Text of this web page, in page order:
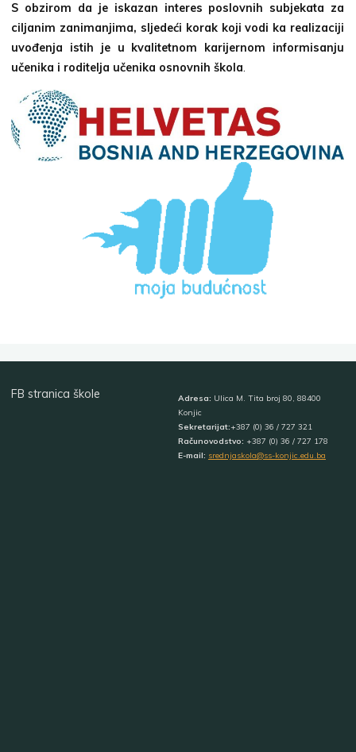
S obzirom da je iskazan interes poslovnih subjekata za
ciljanim zanimanjima, sljedeći korak koji vodi ka realizaciji
uvođenja istih je u kvalitetnom karijernom informisanju
učenika i roditelja učenika osnovnih škola.
FB stranica škole Adresa: Ulica M. Tita broj 80, 88400
Konjic
Sekretarijat:+387 (0) 36 / 727 321
Računovodstvo: +387 (0) 36 / 727 178
E-mail: srednjaskola@ss-konjic.edu.ba